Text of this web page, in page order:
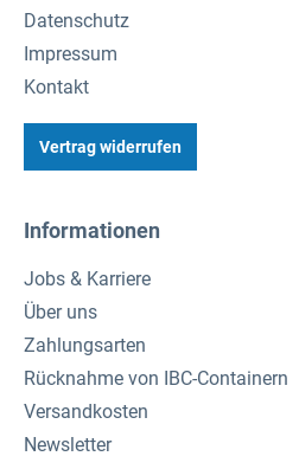
Datenschutz
Impressum
Kontakt
Vertrag widerrufen
Informationen
Jobs & Karriere
Über uns
Zahlungsarten
Rücknahme von IBC-Containern
Versandkosten
Newsletter